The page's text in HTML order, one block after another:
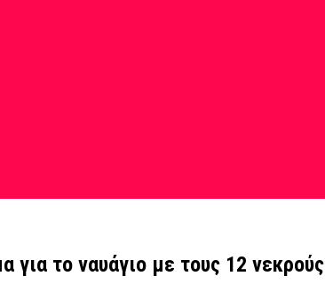
για το ναυάγιο με τους 12 νεκρούς